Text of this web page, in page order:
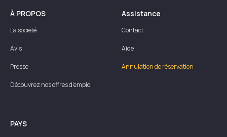
À PROPOS
La société
Avis
Presse
Découvrez nos offres d'emploi
Assistance
Contact
Aide
Annulation de réservation
PAYS